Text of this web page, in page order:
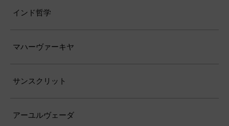
インド哲学
マハーヴァーキヤ
サンスクリット
アーユルヴェーダ